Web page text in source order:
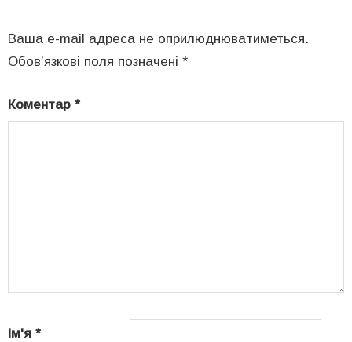
Ваша e-mail адреса не оприлюднюватиметься.
Обов’язкові поля позначені *
Коментар *
Ім'я *